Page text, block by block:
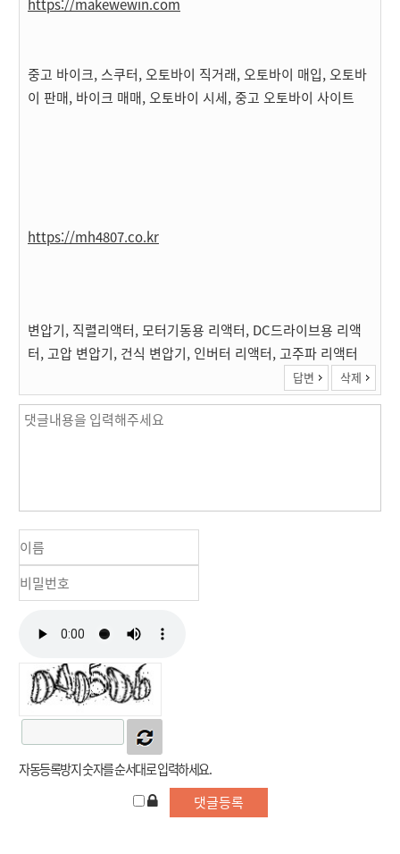
https://makewewin.com
중고 바이크, 스쿠터, 오토바이 직거래, 오토바이 매입, 오토바
이 판매, 바이크 매매, 오토바이 시세, 중고 오토바이 사이트
https://mh4807.co.kr
변압기, 직렬리액터, 모터기동용 리액터, DC드라이브용 리액
터, 고압 변압기, 건식 변압기, 인버터 리액터, 고주파 리액터
답변 삭제
자동등록방지 숫자를 순서대로 입력하세요.